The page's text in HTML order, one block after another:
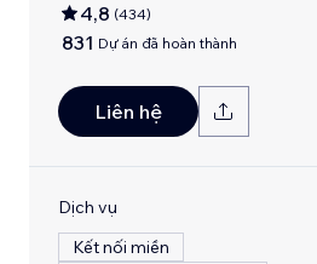
4,8 (434)
831 Dự án đã hoàn thành
Liên hệ
Dịch vụ
Kết nối miền